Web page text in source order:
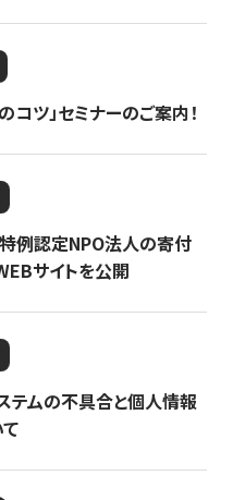
コツ」セミナーのご案内！
例認定NPO法人の寄付
サイトを公開
テムの不具合と個人情報